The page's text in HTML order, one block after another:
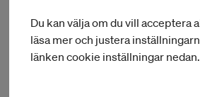
Ärendenr:KN Ans 2025/652-IUU
Förnamn:Per Isak Holger
Efternamn:Nordström
Du kan välja om du vill acceptera
läsa mer och justera
länken cookie inställningar nedan.